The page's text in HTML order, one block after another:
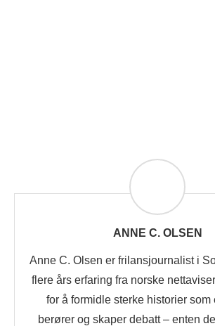
ANNE C. OLSEN
Anne C. Olsen er frilansjournalist i
flere års erfaring fra norske
for å formidle sterke historier som
berører og skaper debatt – enten